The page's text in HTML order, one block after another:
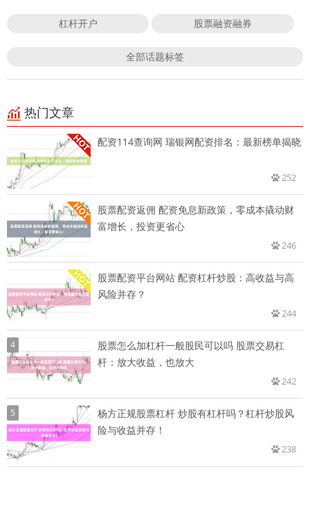
杠杆开户 股票融资融券
全部话题标签
热门文章
配资114查询网 瑞银网配资排名：最新榜单揭晓
252
股票配资返佣 配资免息新政策，零成本撬动财
富增长，投资更省心
246
股票配资平台网站 配资杠杆炒股：高收益与高
风险并存？
244
4
股票怎么加杠杆一般股民可以吗 股票交易杠
杆：放大收益，也放大
242
5
杨方正规股票杠杆 炒股有杠杆吗？杠杆炒股风
险与收益并存！
238